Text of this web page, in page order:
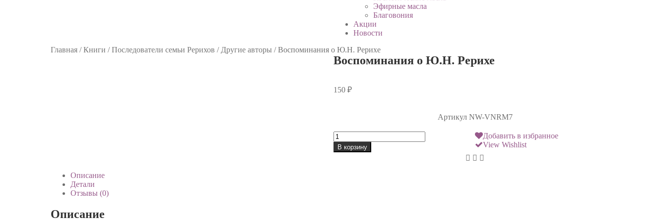
Эфирные масла
Благовония
Акции
Новости
Главная /Книги /Последователи семьи Рерихов / Другие авторы /Воспоминания о Ю.Н. Рерихе
Воспоминания о Ю.Н. Рерихе
150 ₽
Артикул NW-VNRM7
В корзину
Добавить в избранное
View Wishlist
Описание
Детали
Отзывы (0)
Описание